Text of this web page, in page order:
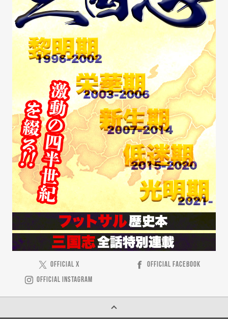
OFFICIAL X
OFFICIAL FACEBOOK
OFFICIAL INSTAGRAM